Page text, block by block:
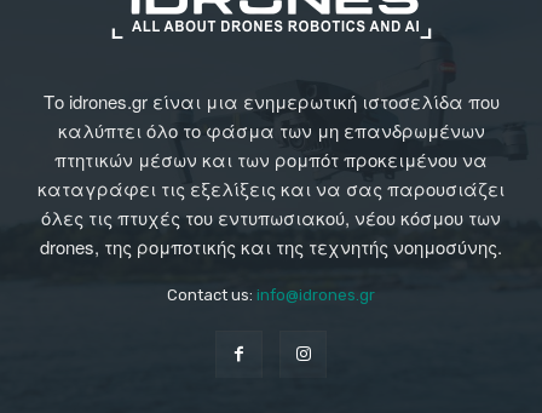
Το idrones.gr είναι μια ενημερωτική ιστοσελίδα που
καλύπτει όλο το φάσμα των μη επανδρωμένων
πτητικών μέσων και των ρομπότ προκειμένου να
καταγράφει τις εξελίξεις και να σας παρουσιάζει
όλες τις πτυχές του εντυπωσιακού, νέου κόσμου των
drones, της ρομποτικής και της τεχνητής νοημοσύνης.
Contact us: info@idrones.gr